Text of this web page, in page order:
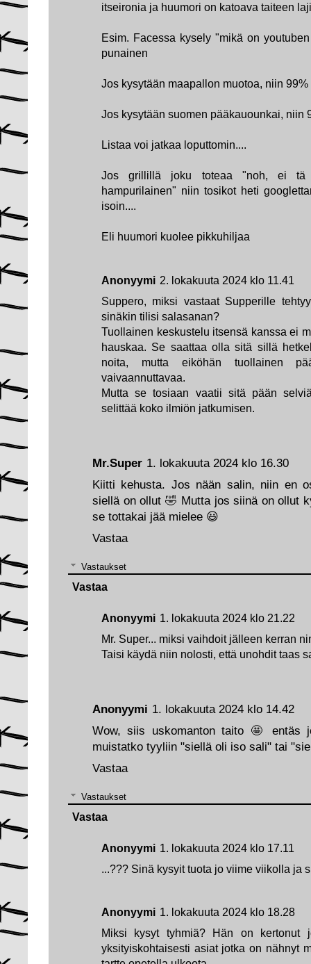
Anonyymi 1. lokakuuta 2024 klo 14.42
Wow, siis uskomanton taito 🤩 entäs
muistatko tyyliin "siellä oli iso sali" tai
Vastaa
Vastaukset
Anonyymi 1. lokakuuta 2024 klo 17.11
...??? Sinä kysyit tuota jo viime viikolla ja
Anonyymi 1. lokakuuta 2024 klo 18.28
Miksi kysyt tyhmiä? Hän on kertonut
yksityiskohtaisesti asiat jotka on nähnyt
Vastaa
Mr.Super 1. lokakuuta 2024 klo 16.30
Kiitti kehusta. Jos nään salin, niin en
siellä on ollut 🤣 Mutta jos siinä on ollut
se tottakai jää mielee 😃
Vastaa
Vastaukset
Anonyymi 1. lokakuuta 2024 klo 21.22
Mr. Super... miksi vaihdoit jälleen kerran
Taisi käydä niin nolosti, että unohdit taas
Vastaa
itseironia ja huumori on katoava taiteen
Esim. Facessa kysely "mikä on
punainen
Jos kysytään maapallon muotoa, niin
Jos kysytään suomen pääkauounkai, niin
Listaa voi jatkaa loputtomin....
Jos grillillä joku toteaa "noh, ei tä
hampurilainen" niin tosikot heti
isoin....
Eli huumori kuolee pikkuhiljaa
Anonyymi 2. lokakuuta 2024 klo 11.41
Suppero, miksi vastaat Supperille
sinäkin tilisi salasanan?
Tuollainen keskustelu itsensä kanssa ei
hauskaa. Se saattaa olla sitä sillä
noita, mutta eiköhän tuollainen
vaivaannuttavaa.
Mutta se tosiaan vaatii sitä pään
selittää koko ilmiön jatkumisen.